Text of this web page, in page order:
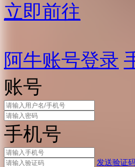
立即前往
阿牛账号登录
账号
手机号
发送验证